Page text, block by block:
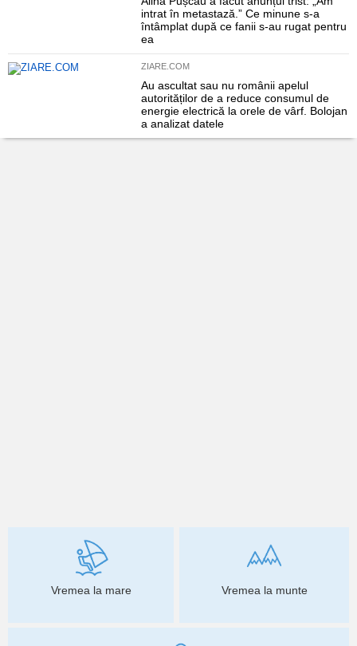
intrat în metastază.” Ce minune s-a
întâmplat după ce fanii s-au rugat pentru
ea
ZIARE.COM
Au ascultat sau nu românii apelul
autorităților de a reduce consumul de
energie electrică la orele de vârf. Bolojan
a analizat datele
Vremea la mare Vremea la munte